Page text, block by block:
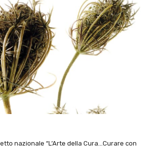
nazionale “L’Arte della Cura…Curare con